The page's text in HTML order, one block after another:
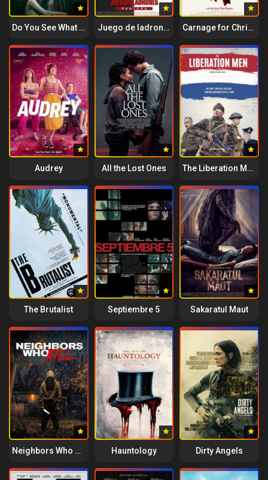
Do You See What I See Juego de ladrones: Pantera Carnage for Christmas
Audrey All the Lost Ones The Liberation Men
The Brutalist Septiembre 5 Sakaratul Maut
Neighbors Who Kill Hauntology Dirty Angels